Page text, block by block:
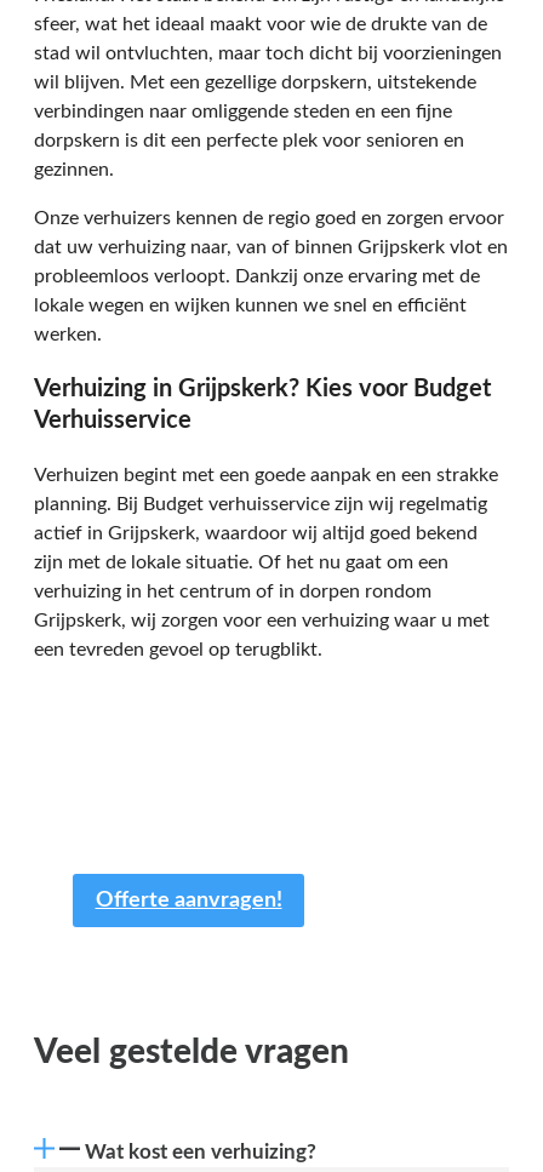
sfeer, wat het ideaal maakt voor wie de drukte van de
stad wil ontvluchten, maar toch dicht bij voorzieningen
wil blijven. Met een gezellige dorpskern, uitstekende
verbindingen naar omliggende steden en een fijne
dorpskern is dit een perfecte plek voor senioren en
gezinnen.
Onze verhuizers kennen de regio goed en zorgen ervoor
dat uw verhuizing naar, van of binnen Grijpskerk vlot en
probleemloos verloopt. Dankzij onze ervaring met de
lokale wegen en wijken kunnen we snel en efficiënt
werken.
Verhuizing in Grijpskerk? Kies voor Budget
Verhuisservice
Verhuizen begint met een goede aanpak en een strakke
planning. Bij Budget verhuisservice zijn wij regelmatig
actief in Grijpskerk, waardoor wij altijd goed bekend
zijn met de lokale situatie. Of het nu gaat om een
verhuizing in het centrum of in dorpen rondom
Grijpskerk, wij zorgen voor een verhuizing waar u met
een tevreden gevoel op terugblikt.
Offerte aanvragen!
Veel gestelde vragen
Wat kost een verhuizing?